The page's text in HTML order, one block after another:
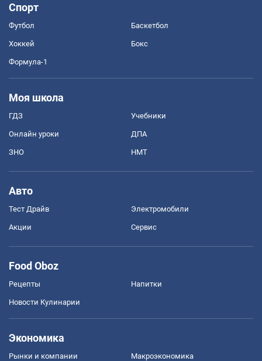
Спорт
Футбол Баскетбол
Хоккей Бокс
Формула-1
Моя школа
ГДЗ Учебники
Онлайн уроки ДПА
ЗНО НМТ
Авто
Тест Драйв Электромобили
Акции Сервис
Food Oboz
Рецепты Напитки
Новости Кулинарии
Экономика
Рынки и компании Mакроэкономика